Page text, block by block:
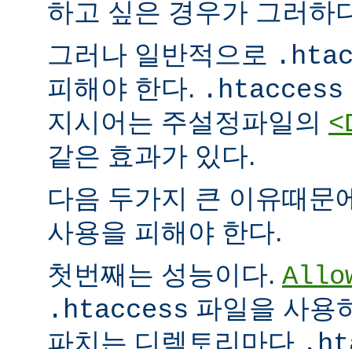
하고 싶은 경우가 그러하
그러나 일반적으로
피해야 한다. .htaccess
지시어는 주설정파일의
같은 효과가 있다.
다음 두가지 큰 이유때문
사용을 피해야 한다.
첫번째는 성능이다.
.htaccess 파일을 사용
파치는 디렉토리마다